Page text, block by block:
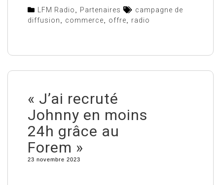
LFM Radio Partenaires
campagne de
diffusion
commerce offre radio
« J’ai recruté
Johnny en moins
24h grâce au
Forem »
23 novembre 2023